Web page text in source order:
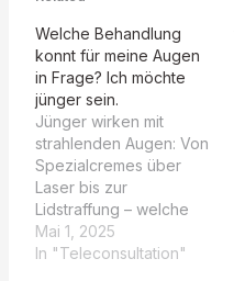
Welche Behandlung
konnt für meine Augen
in Frage? Ich möchte
jünger sein.
Jünger wirken mit
strahlenden Augen: Von
Spezialcremes über
Laser bis zur
Lidstraffung – welche
Behandlung passt zu
Ihnen? Danke für Ihre
Mai 1, 2025
In "Teleconsultation"